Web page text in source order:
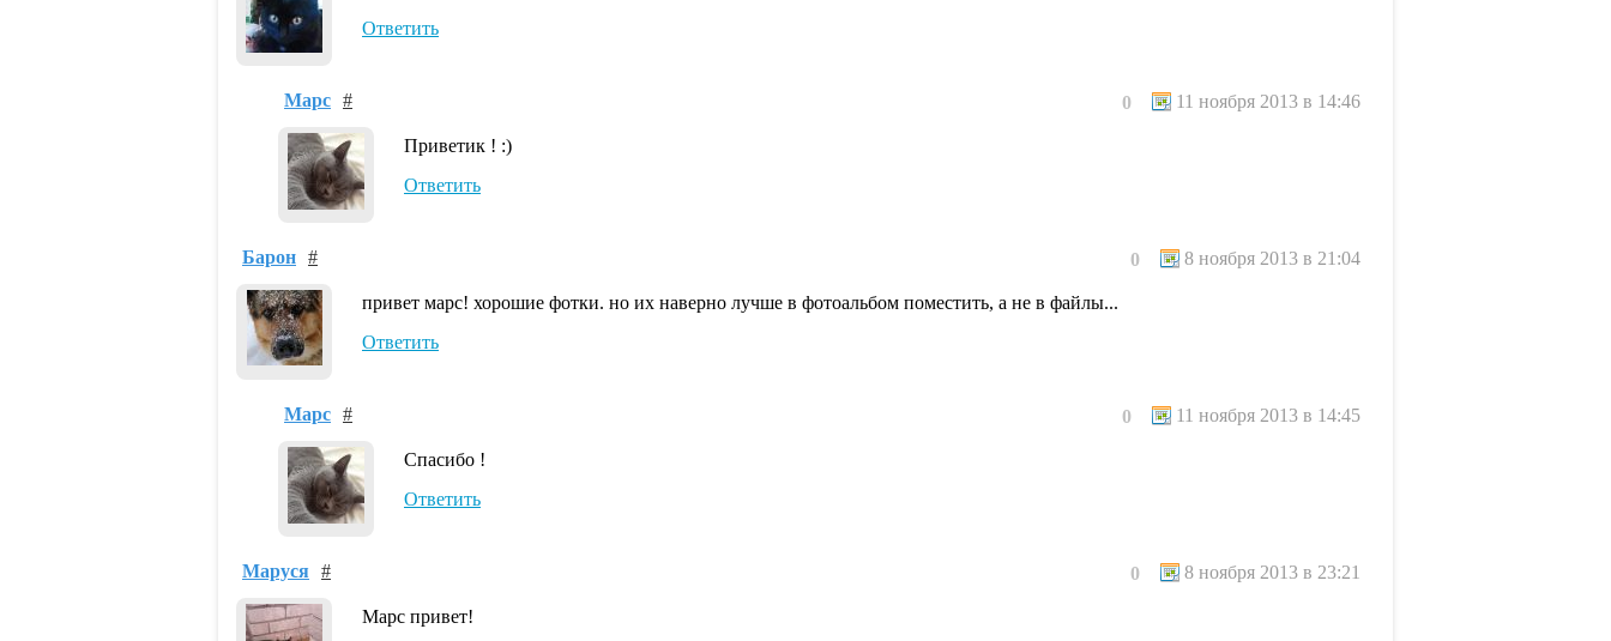
Ответить
Марс # 11 ноября 2013 в 14:46
0
Приветик ! :)
Ответить
Барон # 8 ноября 2013 в 21:04
0
привет марс! хорошие фотки. но их наверно лучше в фотоальбом поместить, а не в файлы...
Ответить
Марс # 11 ноября 2013 в 14:45
0
Спасибо !
Ответить
Маруся # 8 ноября 2013 в 23:21
0
Марс привет!